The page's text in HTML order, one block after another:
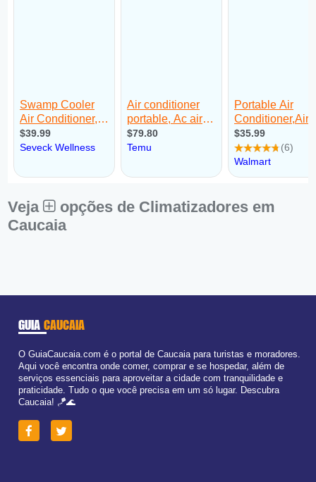
Veja
opções de Climatizadores em
Caucaia
GUIA CAUCAIA
O GuiaCaucaia.com é o portal de Caucaia para turistas e moradores.
Aqui você encontra onde comer, comprar e se hospedar, além de
serviços essenciais para aproveitar a cidade com tranquilidade e
praticidade. Tudo o que você precisa em um só lugar. Descubra
Caucaia! 🪁🌊